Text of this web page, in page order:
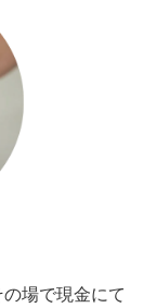
場で現金にて